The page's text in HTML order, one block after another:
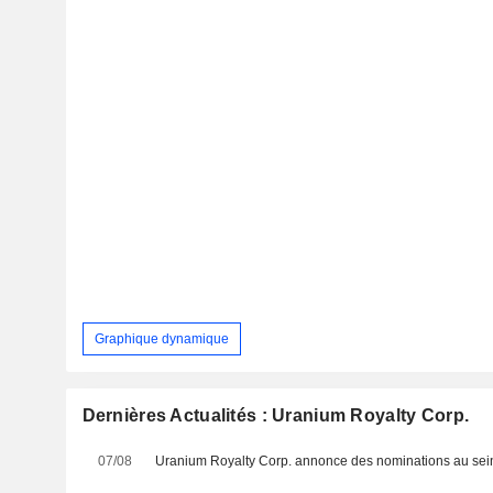
Graphique dynamique
Dernières Actualités : Uranium Royalty Corp.
07/08